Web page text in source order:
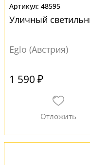
48595
Уличный
Eglo (Австрия)
1 590 ₽